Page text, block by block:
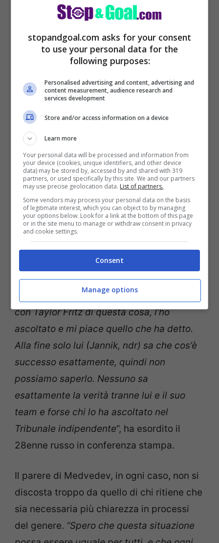
parlare della vicenda, tuttavia, c’è anche
situazione più attentamente ed utilizzando
toni pacati. È il caso diDaniil Medvedev
attuale numero 5 al mondo.
del russo (Foto Ansa) – Stopandgoal.com
“Penso che la mia prospettiva sul caso di
Sinner sia un po’ diversa. Ho parlato un po’
con Taylor Fritz di questa cosa, l’ho
ascoltato e mi piace quello che ha detto.
Alla fine solo lui (Jannik, ndr) sa che cos’è
successo esattamente, quindi non
possiamo saperlo. Nessuno sa
esattamente la verità tranne lui e il suo
team e forse chi lo ha ascoltato nel
Tribunale indipendente“, ha esordito il
28enne russo in conferenza stampa.
Il parere di Medvedev, in ogni caso, non si
discosta troppo da quello di chi ritiene che
sia necessaria più chiarezza in processi
del genere. “Spero che questa situazione
stopandgoal.com asks for your consent
to use your personal data for the
following purposes:
Personalised advertising and content, advertising and
content measurement, audience research and
services development
Store and/or access information on a device
Learn more
Your personal data will be processed and information from
your device (cookies, unique identifiers, and other device
data) may be stored by, accessed by and shared with 319
partners, or used specifically by this site. We and our partners
may use precise geolocation data. List of partners.
Some vendors may process your personal data on the basis
of legitimate interest, which you can object to by managing
your options below. Look for a link at the bottom of this page
or in the site menu to manage or withdraw consent in privacy
and cookie settings.
Consent
Manage options